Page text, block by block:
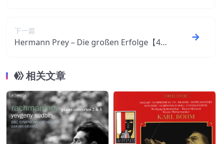
下一篇
Hermann Prey – Die großen Erfolge【44.
相关文章